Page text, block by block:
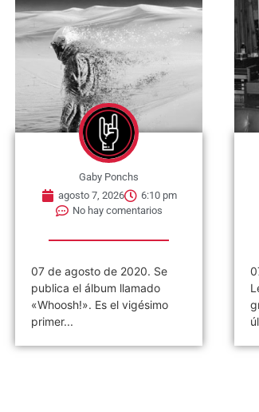
Gaby Ponchs
agosto 7, 2026
6:10 pm
No hay comentarios
07 de agosto de 2020. Se
publica el álbum llamado
«Whoosh!». Es el vigésimo
primer...